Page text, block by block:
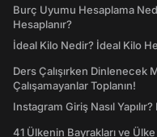
Burç Uyumu Hesaplama
Hesaplanır?
İdeal Kilo Nedir? İdeal Kilo
Ders Çalışırken Dinlenecek
Çalışamayanlar Toplanın!
Instagram Giriş Nasıl
41 Ülkenin Bayrakları ve Ülke